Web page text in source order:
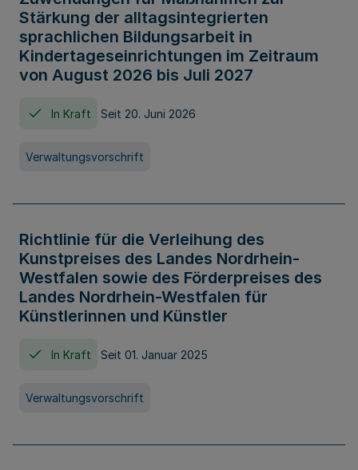
Stärkung der alltagsintegrierten
sprachlichen Bildungsarbeit in
Kindertageseinrichtungen im Zeitraum
von August 2026 bis Juli 2027
In Kraft Seit 20. Juni 2026
Verwaltungsvorschrift
Richtlinie für die Verleihung des
Kunstpreises des Landes Nordrhein-
Westfalen sowie des Förderpreises des
Landes Nordrhein-Westfalen für
Künstlerinnen und Künstler
In Kraft Seit 01. Januar 2025
Verwaltungsvorschrift